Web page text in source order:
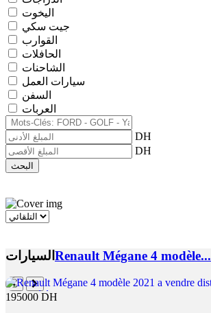
اليخوت
جيت سكي
القوارب
الحافلات
الشاحنات
سيارات العمل
السفن
العربات
DH
DH
البحث
السيارات Renault Mégane 4 modèle...
195000 DH